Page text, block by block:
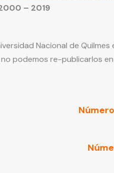
– 2019
Nacional de
podemos re-publicarlos
Número